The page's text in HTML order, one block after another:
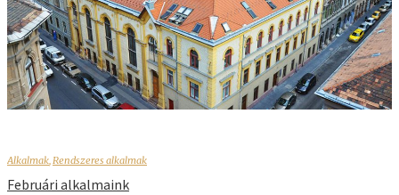
Alkalmak,Rendszeres alkalmak
Februári alkalmaink